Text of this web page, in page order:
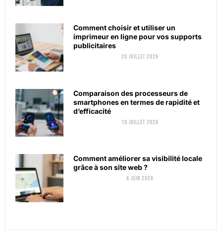
Comment choisir et utiliser un
imprimeur en ligne pour vos supports
publicitaires
20 juillet 2026
Comparaison des processeurs de
smartphones en termes de rapidité et
d’efficacité
10 juillet 2026
Comment améliorer sa visibilité locale
grâce à son site web ?
4 juin 2026